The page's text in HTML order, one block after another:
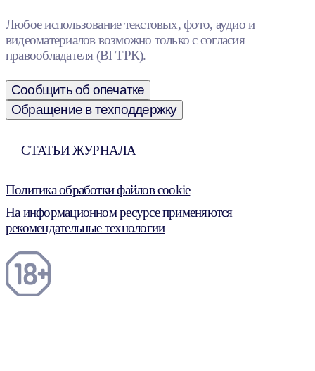
Любое использование текстовых, фото, аудио и
видеоматериалов возможно только с согласия
правообладателя (ВГТРК).
Сообщить об опечатке
Обращение в техподдержку
СТАТЬИ ЖУРНАЛА
Политика обработки файлов cookie
На информационном ресурсе применяются
рекомендательные технологии